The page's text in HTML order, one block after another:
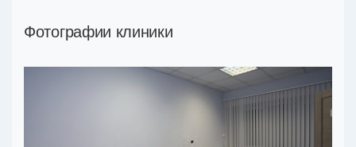
Фотографии клиники